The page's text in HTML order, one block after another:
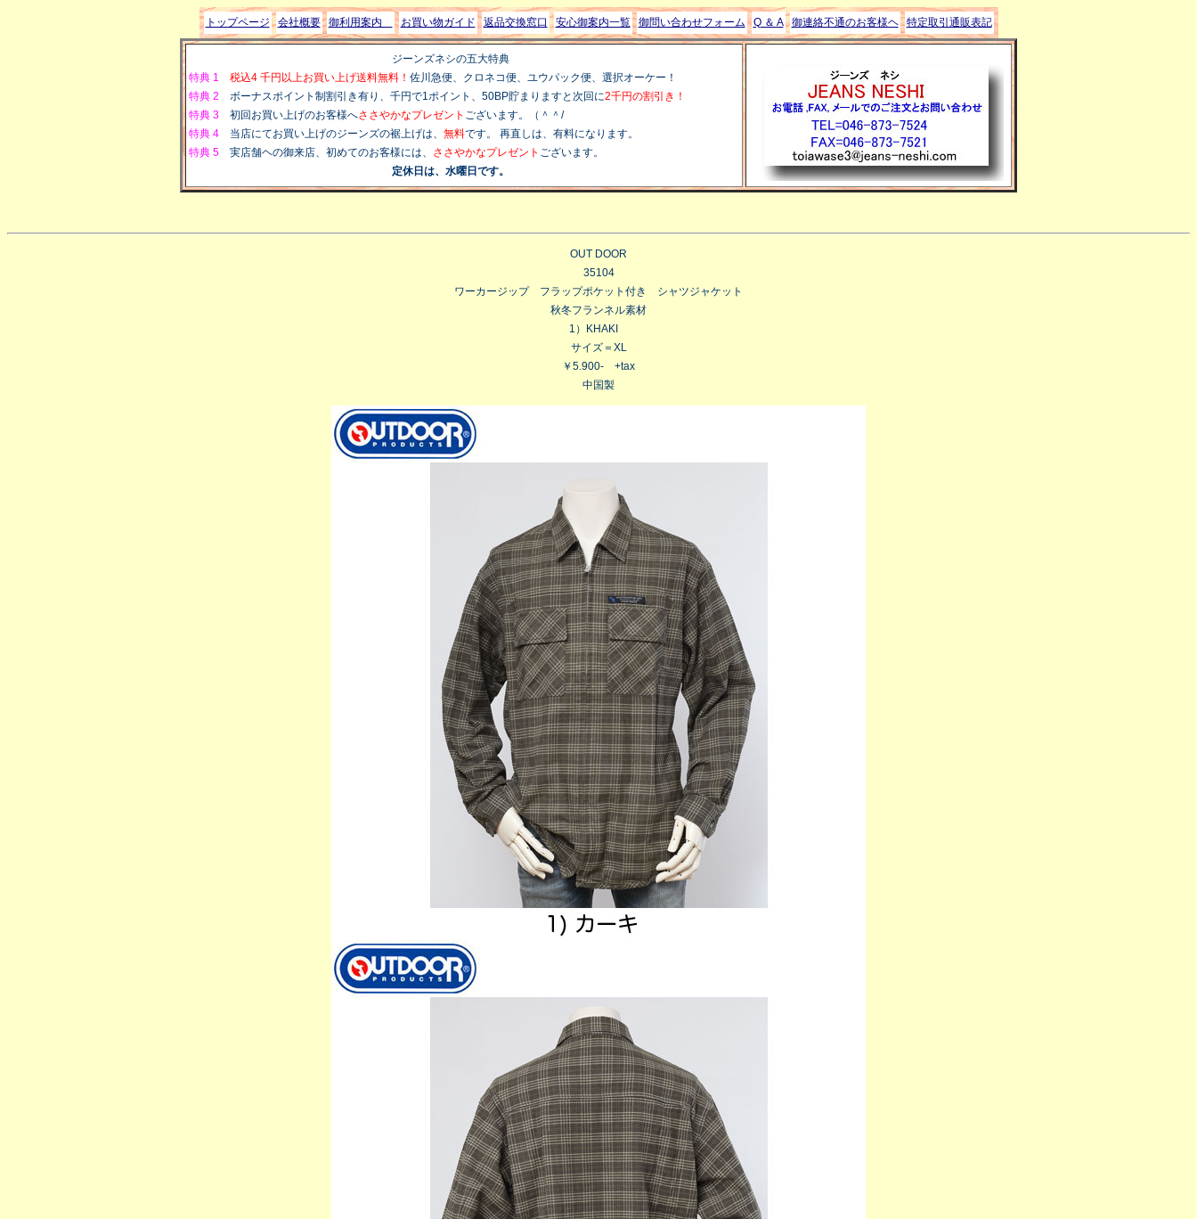
トップページ 会社概要 御利用案内 お買い物ガイド 返品交換窓口 安心御案内一覧 御問い合わせフォーム Q ＆ A 御連絡不通のお客様ヘ 特定取引通販表記
ジーンズネシの五大特典
特典 1
税込4 千円以上お買い上げ送料無料！ 佐川急便、クロネコ便、ユウパック便、選択オーケー！
特典 2 ボーナスポイント制割引き有り、千円で1ポイント、50BP貯まりますと次回に2千円の割引き！
特典 3 初回お買い上げのお客様へささやかなプレゼント ございます。（＾＾/
特典 4 当店にてお買い上げのジーンズの裾上げは、 無料です。 再直しは、有料になります。
特典 5 実店舗ヘの御来店、初めてのお客様には、 ささやかなプレゼント ございます。
定休日は、水曜日です。
OUT DOOR
35104
ワーカージップ フラップポケット付き シャツジャケット
秋冬フランネル素材
1）KHAKI
サイズ＝XL
￥5.900- +tax
中国製